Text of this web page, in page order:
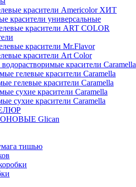
красители Americolor ХИТ
красители универсальные
красители ART COLOR
красители Mr.Flavor
красители Art Color
красители Caramella
гелевые красители Caramella
гелевые красители Caramella
сухие красители Caramella
сухие красители Caramella
Glican
тишью